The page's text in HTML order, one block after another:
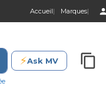
Accueil Marques
⚡Ask MV